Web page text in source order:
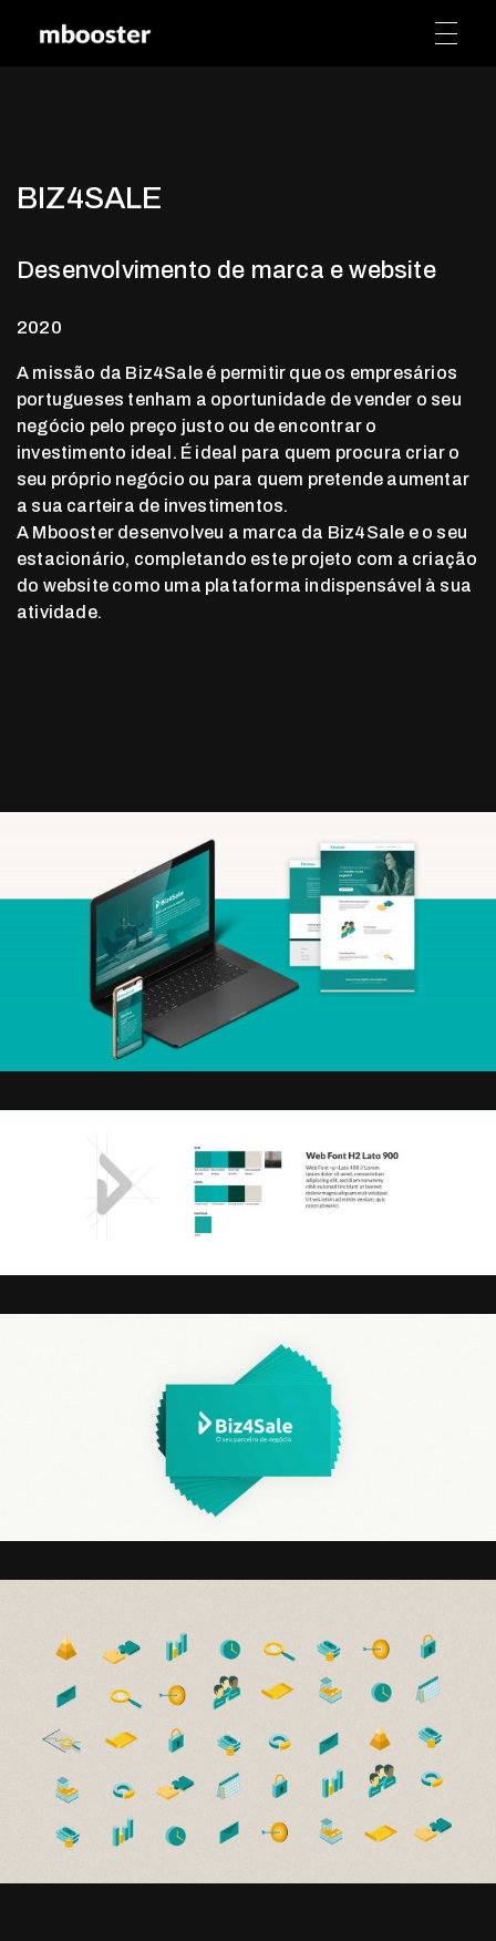
BIZ4SALE
Desenvolvimento de marca e website
2020
A missão da Biz4Sale é permitir que os empresários
portugueses tenham a oportunidade de vender o seu
negócio pelo preço justo ou de encontrar o
investimento ideal. É ideal para quem procura criar o
seu próprio negócio ou para quem pretende aumentar
a sua carteira de investimentos.
A Mbooster desenvolveu a marca da Biz4Sale e o seu
estacionário, completando este projeto com a criação
do website como uma plataforma indispensável à sua
atividade.